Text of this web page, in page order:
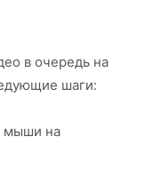
в очередь на
шаги:
мыши на